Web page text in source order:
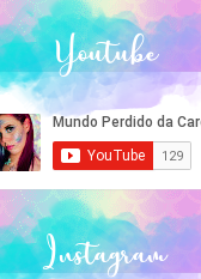
Youtube
Instagram